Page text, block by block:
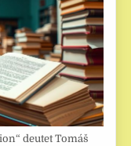
deutet Tomáš